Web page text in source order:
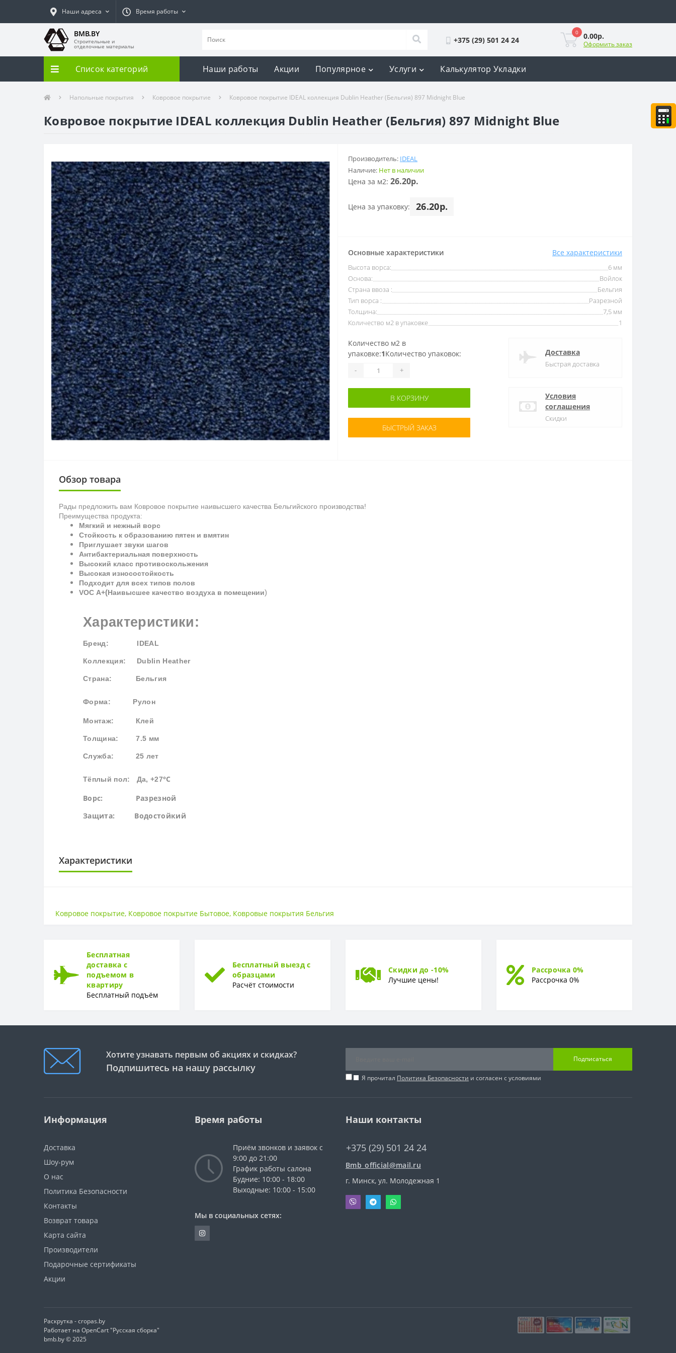
Наши адреса Время работы
BMB.BY
Строительные и
отделочные материалы
+375 (29) 501 24 24
0 0.00р.
Оформить заказ
Список категорий Наши работы Акции Популярное Услуги Калькулятор Укладки
Напольные покрытия Ковровое покрытие Ковровое покрытие IDEAL коллекция Dublin Heather (Бельгия) 897 Midnight Blue
Ковровое покрытие IDEAL коллекция Dublin Heather (Бельгия) 897 Midnight Blue
Производитель: IDEAL
Наличие: Нет в наличии
Цена за м2: 26.20р.
Цена за упаковку: 26.20р.
Основные характеристики Все характеристики
Высота ворса:
6 мм
Основа:
Войлок
Страна ввоза :
Бельгия
Тип ворса :
Разрезной
Толщина:
7,5 мм
Количество м2 в упаковке
1
Количество м2 в
упаковке:1Количество упаковок:
- +
В КОРЗИНУ
БЫСТРЫЙ ЗАКАЗ
Доставка
Быстрая доставка
Условия
соглашения
Скидки
Обзор товара
Рады предложить вам Ковровое покрытие наивысшего качества Бельгийского производства!
Преимущества продукта:
Мягкий и нежный ворс
Стойкость к образованию пятен и вмятин
Приглушает звуки шагов
Антибактериальная поверхность
Высокий класс противоскольжения
Высокая износостойкость
Подходит для всех типов полов
VOC A+(Наивысшее качество воздуха в помещении)
Характеристики:
Бренд: IDEAL
Коллекция: Dublin Heather
Страна: Бельгия
Форма: Рулон
Монтаж: Клей
Толщина: 7.5 мм
Служба: 25 лет
Тёплый пол: Да, +27°С
Ворс: Разрезной
Защита: Водостойкий
Характеристики
СТРАНА ВВОЗА
Страна ввоза Бельгия
ТИП ВОРСА
Толщина 7,5 мм
Ковровое покрытие, Ковровое покрытие Бытовое, Ковровые покрытия Бельгия
Бесплатная
доставка с
подъемом в
квартиру
Бесплатный подъём
Бесплатный выезд с
образцами
Расчёт стоимости
Скидки до -10%
Лучшие цены!
Рассрочка 0%
Рассрочка 0%
Хотите узнавать первым об акциях и скидках?
Подпишитесь на нашу рассылку
Подписаться
Я прочитал Политика Безопасности и согласен с условиями
Информация
Доставка
Шоу-рум
О нас
Политика Безопасности
Контакты
Возврат товара
Карта сайта
Производители
Подарочные сертификаты
Акции
Время работы
Приём звонков и заявок с
9:00 до 21:00
График работы салона
Будние: 10:00 - 18:00
Выходные: 10:00 - 15:00
Мы в социальных сетях:
Наши контакты
+375 (29) 501 24 24
Bmb_official@mail.ru
г. Минск, ул. Молодежная 1
Раскрутка -cropas.by
Работает на OpenCart "Русская сборка"
bmb.by © 2025